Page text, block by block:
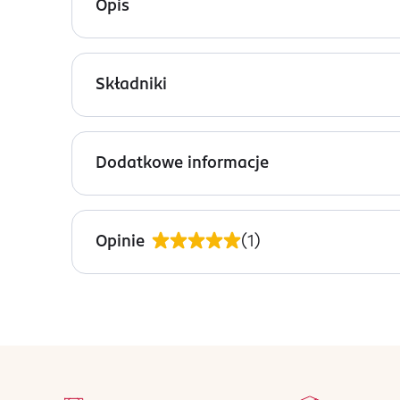
Opis
Lekki olejek do mycia twarzy Skin1004
ciągu dnia. Pozostawia ją oczyszczoną i
Olejek myjący Centella Light Cleansing Oil
Składniki
Ingredients: : ETHYLHEXYL STEARATE, CETYL
AURANTIUM BERGAMIA FRUIT OIL, OLEA
ROSA DAMASCENA FLOWER OIL, LIMONENE,
Dodatkowe informacje
OSOBA/PODMIOT ODPOWIEDZIALNY
Lebenko GmbH
Mart-Stam-straße 49
60438
Opinie (1 )